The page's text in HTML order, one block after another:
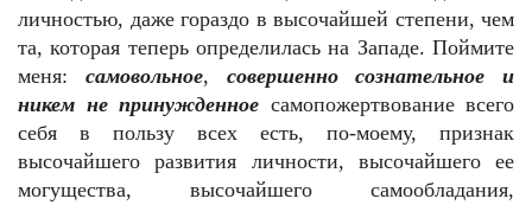
личностью, даже гораздо в высочайшей степени, чем
та, которая теперь определилась на Западе. Поймите
меня: самовольное, совершенно сознательное и
никем не принужденное самопожертвование всего
себя в пользу всех есть, по-моему, признак
высочайшего развития личности, высочайшего ее
могущества, высочайшего самообладания,